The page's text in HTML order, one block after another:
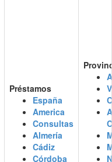
Préstamos
España
America
Consultas
Almería
Cádiz
Córdoba
A